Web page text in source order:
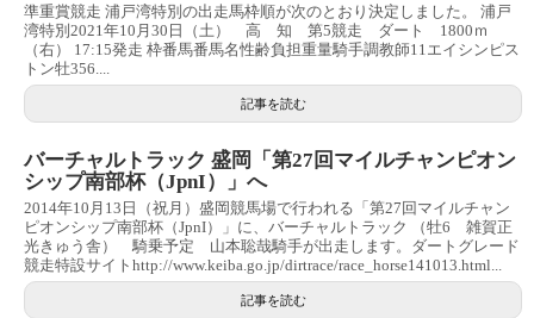
準重賞競走 浦戸湾特別の出走馬枠順が次のとおり決定しました。 浦戸
湾特別2021年10月30日（土） 高 知 第5競走 ダート 1800ｍ
（右） 17:15発走 枠番馬番馬名性齢負担重量騎手調教師11エイシンピス
トン牡356....
記事を読む
バーチャルトラック 盛岡「第27回マイルチャンピオン
シップ南部杯（JpnI）」へ
2014年10月13日（祝月）盛岡競馬場で行われる「第27回マイルチャン
ピオンシップ南部杯（JpnI）」に、バーチャルトラック （牡6 雑賀正
光きゅう舎） 騎乗予定 山本聡哉騎手が出走します。ダートグレード
競走特設サイトhttp://www.keiba.go.jp/dirtrace/race_horse141013.html...
記事を読む